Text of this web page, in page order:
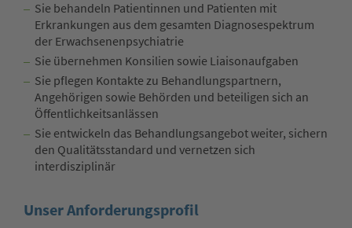
Sie behandeln Patientinnen und Patienten mit
Erkrankungen aus dem gesamten Diagnosespektrum
der Erwachsenenpsychiatrie
Sie übernehmen Konsilien sowie Liaisonaufgaben
Sie pflegen Kontakte zu Behandlungspartnern,
Angehörigen sowie Behörden und beteiligen sich an
Öffentlichkeitsanlässen
Sie entwickeln das Behandlungsangebot weiter, sichern
den Qualitätsstandard und vernetzen sich
interdisziplinär
Unser Anforderungsprofil